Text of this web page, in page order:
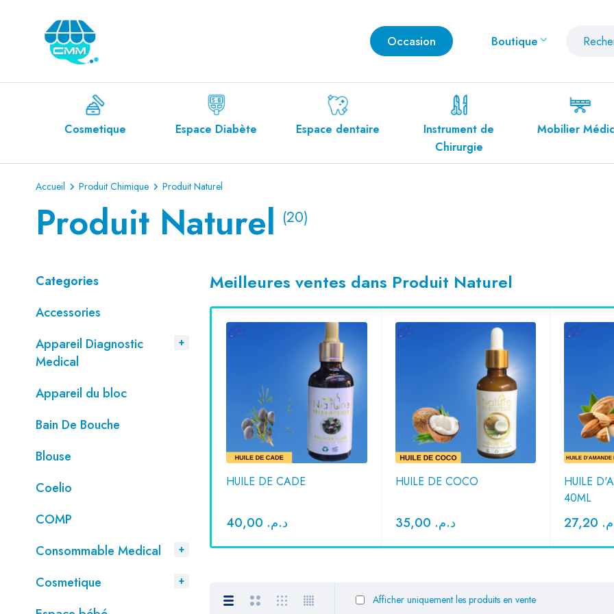
Occasion Boutique
Cosmetique Espace Diabète Espace dentaire
Instrument de
Chirurgie
Mobilier
Accueil Produit Chimique Produit Naturel
Produit Naturel (20)
Categories
Accessories
Appareil Diagnostic
Medical
Appareil du bloc
Bain De Bouche
Blouse
Coelio
COMP
Consommable Medical
Cosmetique
Meilleures ventes dans Produit Naturel
HUILES NATURELLES HUILE DE CADE
د.م.
HUILE DE COCO
د.م.
HUILE
40ML
Afficher uniquement les produits en vente